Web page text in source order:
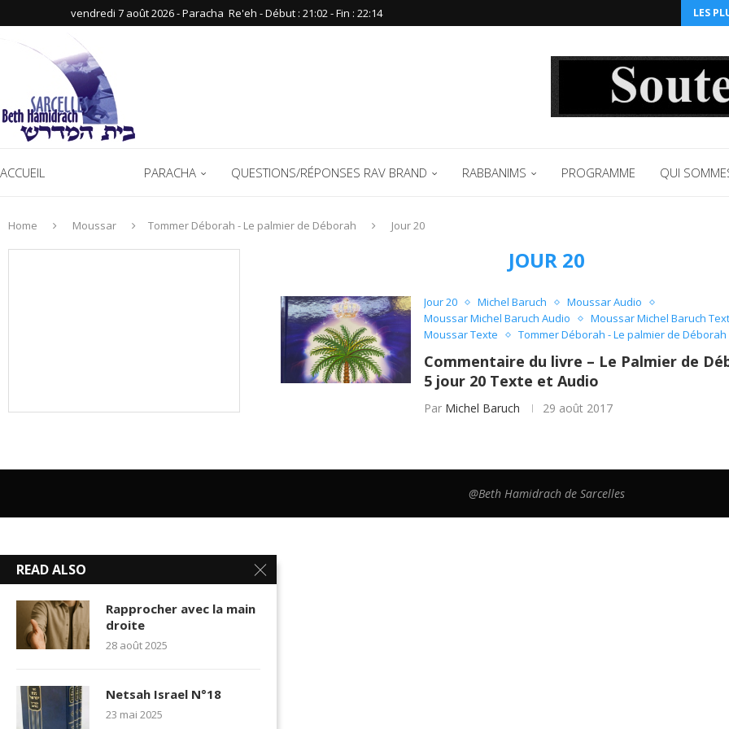
vendredi 7 août 2026 - Paracha ‪ Re'eh‬ - Début : 21:02‬ - Fin : ‪22:14‬ LES
ACCUEIL PARACHA QUESTIONS/RÉPONSES RAV BRAND RABBANIMS PROGRAMME QUI
Home Moussar Tommer Déborah - Le palmier de Déborah Jour 20
JOUR 20
Jour 20 Michel Baruch
Moussar Audio
Moussar Michel Baruch Audio
Moussar Michel Baruch
Moussar Texte
Tommer Déborah - Le palmier de Déborah
Commentaire du livre – Le Palmier de
5 jour 20 Texte et Audio
Par Michel Baruch 29 août 2017
@Beth Hamidrach de Sarcelles
READ ALSO
Rapprocher avec la main
droite
28 août 2025
Netsah Israel N°18
23 mai 2025